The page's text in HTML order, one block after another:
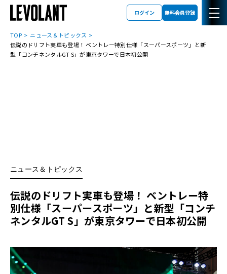
ログイン 無料会員登録
TOP
ニュース＆トピックス
伝説のドリフト実車も登場！ ベントレー特別仕様「スーパースポーツ」と新
型「コンチネンタルGT S」が東京タワーで日本初公開
ニュース＆トピックス
伝説のドリフト実車も登場！ ベントレー特
別仕様「スーパースポーツ」と新型「コンチ
ネンタルGT S」が東京タワーで日本初公開